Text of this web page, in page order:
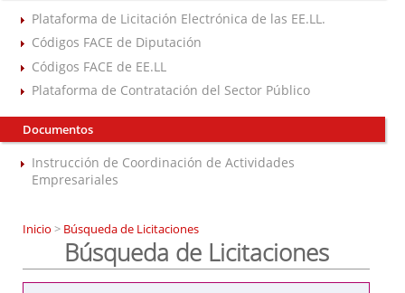
Plataforma de Licitación Electrónica de las EE.LL.
Códigos FACE de Diputación
Códigos FACE de EE.LL
Plataforma de Contratación del Sector Público
Documentos
Instrucción de Coordinación de Actividades
Empresariales
Inicio > Búsqueda de Licitaciones
Búsqueda de Licitaciones